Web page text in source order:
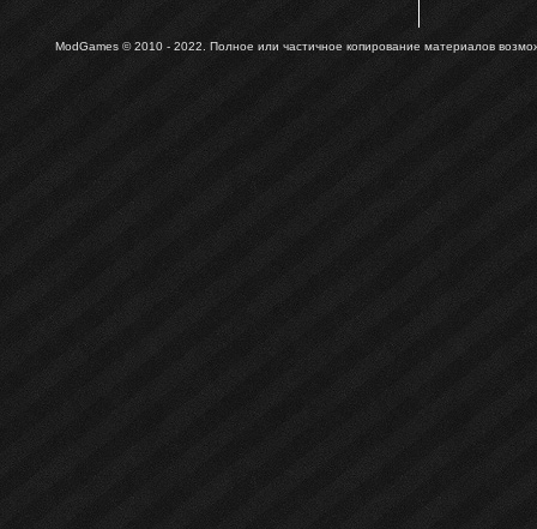
ModGames © 2010 - 2022. Полное или частичное копирование материалов